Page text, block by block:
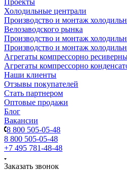
Проекты
Холодильные централи
Производство и монтаж
Велозаводского рынка
Производство и монтаж
Производство и монтаж
Агрегаты компрессорно
Агрегаты компрессорно
Наши клиенты
Отзывы покупателей
Стать партнером
Оптовые продажи
Блог
Вакансии
8 800 505-05-48
8 800 505-05-48
+7 495 781-48-48
Заказать звонок